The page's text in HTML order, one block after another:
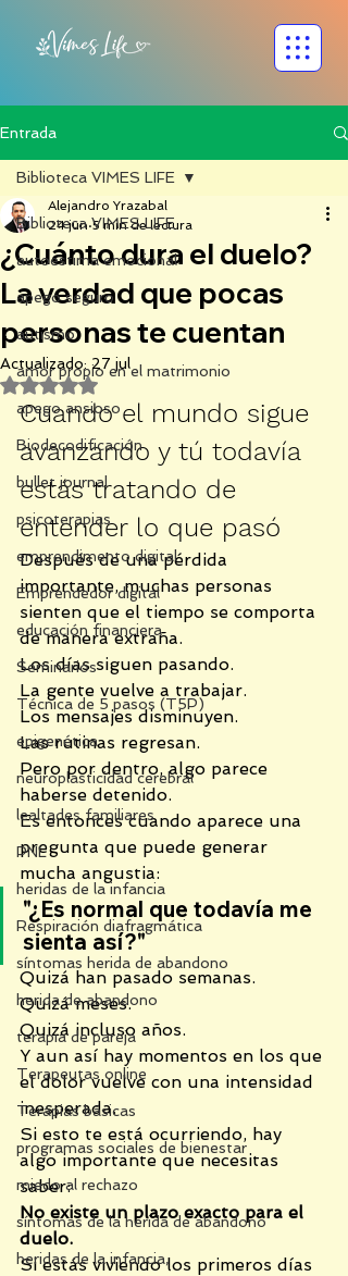
Entrada
Biblioteca VIMES LIFE
autoestima emocional
apego seguro
autismo
amor propio en el matrimonio
apego ansioso
Biodecodificación
bullet journal
psicoterapias
emprendimento digital
Emprendedor digital
educación financiera
Seminarios
Técnica de 5 pasos (T5P)
epigenética
neuroplasticidad cerebral
lealtades familiares
PNL
heridas de la infancia
Respiración diafragmática
síntomas herida de abandono
herida de abandono
terapia de pareja
Terapeutas online
Terapias básicas
programas sociales de bienestar
miedo al rechazo
síntomas de la herida de abandono
heridas de la infancia,
Biblioteca VIMES LIFE
¿Cuánto dura el duelo?
La verdad que pocas
personas te cuentan
Alejandro Yrazabal
24 jun 5 min de lectura
Actualizado: 27 jul
Obtuvo NaN de 5 estrellas.
Cuando el mundo sigue
avanzando y tú todavía
estás tratando de
entender lo que pasó
Después de una pérdida
importante, muchas personas
sienten que el tiempo se comporta
de manera extraña.
Los días siguen pasando.
La gente vuelve a trabajar.
Los mensajes disminuyen.
Las rutinas regresan.
Pero por dentro, algo parece
haberse detenido.
Es entonces cuando aparece una
pregunta que puede generar
mucha angustia:
"¿Es normal que todavía me
sienta así?"
Quizá han pasado semanas.
Quizá meses.
Quizá incluso años.
Y aun así hay momentos en los que
el dolor vuelve con una intensidad
inesperada.
Si esto te está ocurriendo, hay
algo importante que necesitas
saber:
No existe un plazo exacto para el
duelo.
Si estás viviendo los primeros días